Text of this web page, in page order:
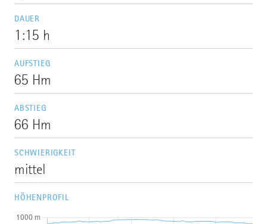
DAUER
1:15 h
AUFSTIEG
65 Hm
ABSTIEG
66 Hm
SCHWIERIGKEIT
mittel
HÖHENPROFIL